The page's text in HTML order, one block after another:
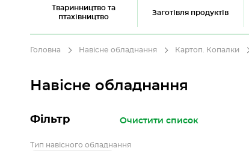
Тваринництво та
птахівництво
Заготівля продуктів
Головна Навісне обладнання Картоп. Копалки
Навісне обладнання
Фільтр Очистити список
Тип навісного обладнання